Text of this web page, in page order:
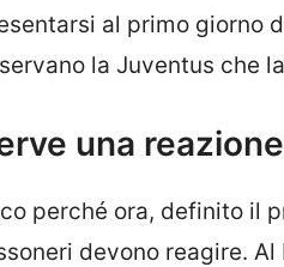
al primo giorno
la Juventus che
una reazione
perché ora, definito il
devono reagire.